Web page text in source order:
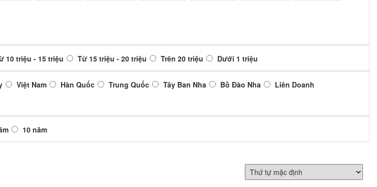
10 triệu - 15 triệu Từ 15 triệu - 20 triệu Trên 20 triệu Dưới 1 triệu
Việt Nam Hàn Quốc Trung Quốc Tây Ban Nha Bồ Đào Nha
Liên Doanh
10 năm